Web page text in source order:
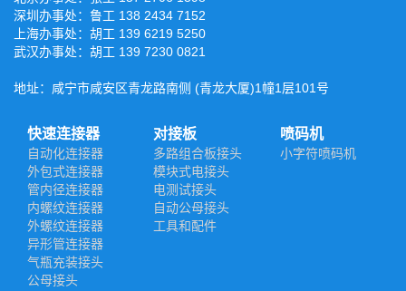
深圳办事处：鲁工 138 2434 7152
上海办事处：胡工 139 6219 5250
武汉办事处：胡工 139 7230 0821
地址：咸宁市咸安区青龙路南侧 (青龙大厦)1幢1层101号
快速连接器
自动化连接器
外包式连接器
管内径连接器
内螺纹连接器
外螺纹连接器
异形管连接器
气瓶充装接头
公母接头
对接板
多路组合板接头
模块式电接头
电测试接头
自动公母接头
工具和配件
喷码机
小字符喷码机